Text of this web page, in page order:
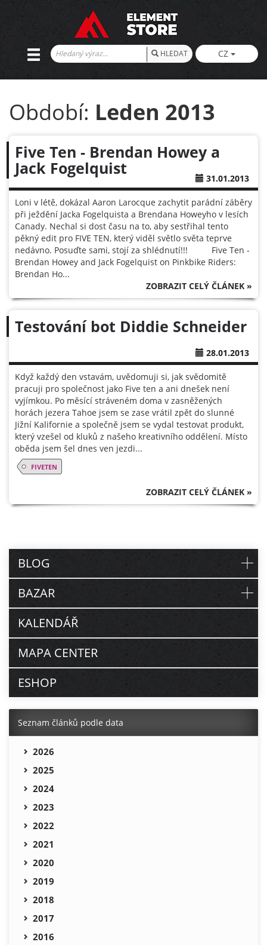
HLEDAT CZ
Období: Leden 2013
Five Ten - Brendan Howey a
Jack Fogelquist
31.01.2013
Loni v létě, dokázal Aaron Larocque zachytit parádní záběry
při ježdění Jacka Fogelquista a Brendana Howeyho v lesích
Canady. Nechal si dost času na to, aby sestřihal tento
pěkný edit pro FIVE TEN, který viděl světlo světa teprve
nedávno. Posuďte sami, stojí za shlédnutí!!! Five Ten -
Brendan Howey and Jack Fogelquist on Pinkbike Riders:
Brendan Ho...
ZOBRAZIT CELÝ ČLÁNEK »
Testování bot Diddie Schneider
28.01.2013
Když každý den vstavám, uvědomuji si, jak svědomitě
pracuji pro společnost jako Five ten a ani dnešek není
vyjímkou. Po měsící stráveném doma v zasněžených
horách jezera Tahoe jsem se zase vrátil zpět do slunné
Jižní Kalifornie a společně jsem se vydal testovat produkt,
který vzešel od kluků z našeho kreativního oddělení. Místo
oběda jsem šel dnes ven jezdi...
FIVETEN
ZOBRAZIT CELÝ ČLÁNEK »
BLOG
BAZAR
KALENDÁŘ
MAPA CENTER
ESHOP
Seznam článků podle data
2026
2025
2024
2023
2022
2021
2020
2019
2018
2017
2016